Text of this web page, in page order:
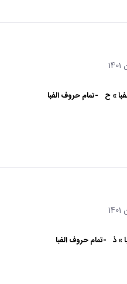
» ح -تمام حروف الفبا
» ذ -تمام حروف الفبا